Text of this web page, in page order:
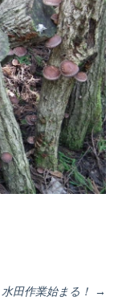
水田作業始まる！ →